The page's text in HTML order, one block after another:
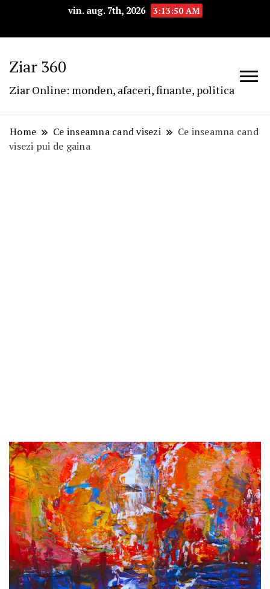
vin. aug. 7th, 2026 3:13:51 AM
Ziar 360
Ziar Online: monden, afaceri, finante, politica
Home Ce inseamna cand visezi
Ce inseamna cand
visezi pui de gaina